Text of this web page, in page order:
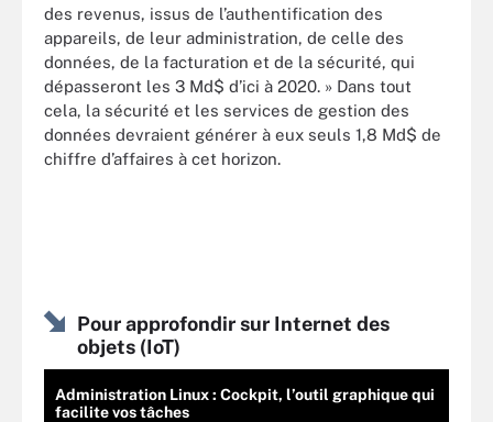
des revenus, issus de l’authentification des
appareils, de leur administration, de celle des
données, de la facturation et de la sécurité, qui
dépasseront les 3 Md$ d’ici à 2020. » Dans tout
cela, la sécurité et les services de gestion des
données devraient générer à eux seuls 1,8 Md$ de
chiffre d’affaires à cet horizon.
Pour approfondir sur Internet des
objets (IoT)
Administration Linux : Cockpit, l’outil graphique qui
facilite vos tâches